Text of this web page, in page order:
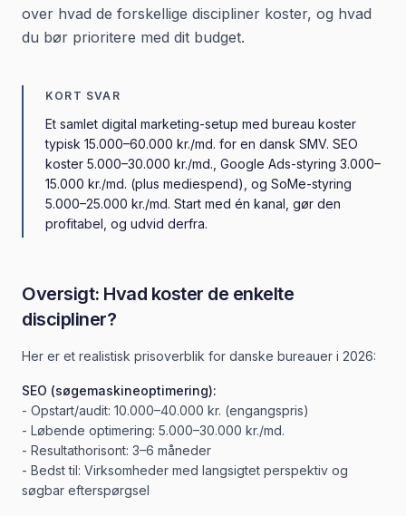
over hvad de forskellige discipliner koster, og hvad
du bør prioritere med dit budget.
KORT SVAR
Et samlet digital marketing-setup med bureau koster
typisk 15.000–60.000 kr./md. for en dansk SMV. SEO
koster 5.000–30.000 kr./md., Google Ads-styring 3.000–
15.000 kr./md. (plus mediespend), og SoMe-styring
5.000–25.000 kr./md. Start med én kanal, gør den
profitabel, og udvid derfra.
Oversigt: Hvad koster de enkelte
discipliner?
Her er et realistisk prisoverblik for danske bureauer i 2026:
SEO (søgemaskineoptimering):
- Opstart/audit: 10.000–40.000 kr. (engangspris)
- Løbende optimering: 5.000–30.000 kr./md.
- Resultathorisont: 3–6 måneder
- Bedst til: Virksomheder med langsigtet perspektiv og
søgbar efterspørgsel